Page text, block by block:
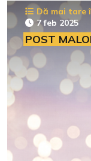
Dă mai tare
7 feb 2025
POST